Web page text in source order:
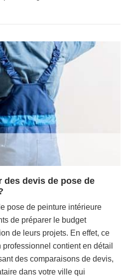
des devis de pose de
pose de peinture intérieure
de préparer le budget
de leurs projets. En effet, ce
contient en détail
des comparaisons de devis,
dans votre ville qui